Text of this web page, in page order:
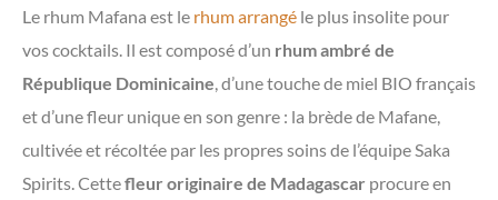
Le rhum Mafana est le rhum arrangé le plus insolite pour
vos cocktails. Il est composé d’un rhum ambré de
République Dominicaine, d’une touche de miel BIO français
et d’une fleur unique en son genre : la brède de Mafane,
cultivée et récoltée par les propres soins de l’équipe Saka
Spirits. Cettefleur originaire de Madagascar procure en